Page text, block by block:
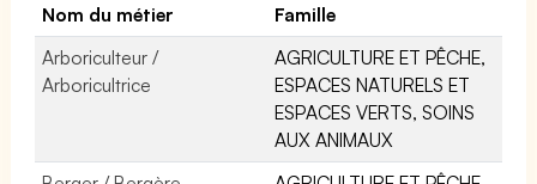
Nom du métier
Famille
Arboriculteur /
Arboricultrice
AGRICULTURE ET PÊCHE,
ESPACES NATURELS ET
ESPACES VERTS, SOINS
AUX ANIMAUX